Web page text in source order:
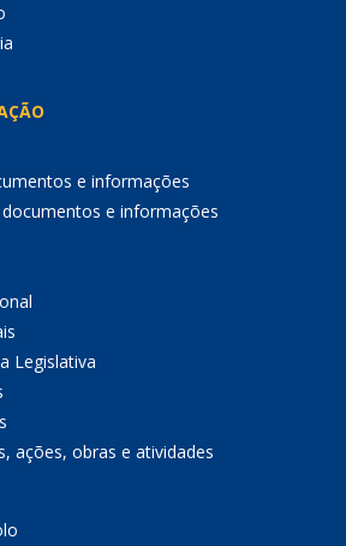
e informações
e informações
Legislativa
ações, obras e atividades